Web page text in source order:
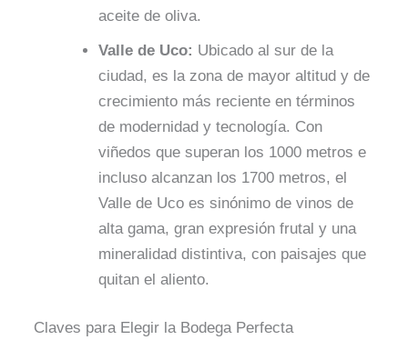
aceite de oliva.
Valle de Uco: Ubicado al sur de la
ciudad, es la zona de mayor altitud y de
crecimiento más reciente en términos
de modernidad y tecnología. Con
viñedos que superan los 1000 metros e
incluso alcanzan los 1700 metros, el
Valle de Uco es sinónimo de vinos de
alta gama, gran expresión frutal y una
mineralidad distintiva, con paisajes que
quitan el aliento.
Claves para Elegir la Bodega Perfecta